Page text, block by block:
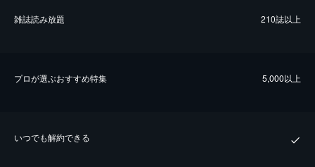
雑誌読み放題 210誌以上
プロが選ぶおすすめ特集 5,000以上
いつでも解約できる